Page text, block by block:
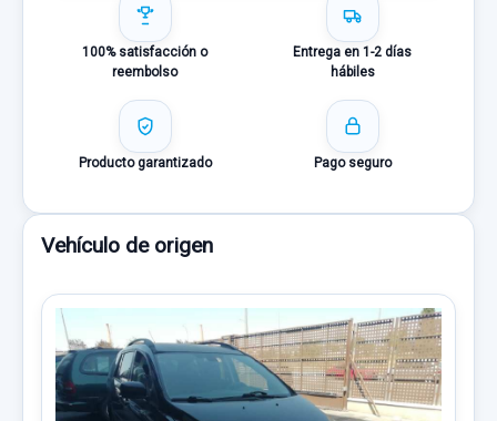
100% satisfacción o
reembolso
Entrega en 1-2 días
hábiles
Producto garantizado Pago seguro
Vehículo de origen